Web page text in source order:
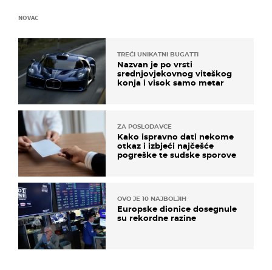
NOVAC
TREĆI UNIKATNI BUGATTI
Nazvan je po vrsti
srednjovjekovnog viteškog
konja i visok samo metar
ZA POSLODAVCE
Kako ispravno dati nekome
otkaz i izbjeći najčešće
pogreške te sudske sporove
OVO JE 10 NAJBOLJIH
Europske dionice dosegnule
su rekordne razine